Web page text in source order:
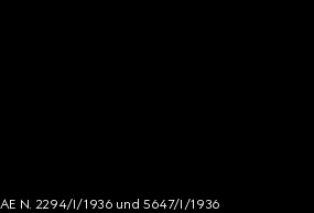
N. 2294/I/1936 und 5647/I/1936